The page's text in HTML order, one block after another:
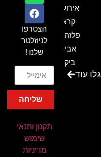
אירועים
קראון
פלזה תל
אביב-
ביקור
בכנסגלו עוד
הצטרפו
לניוזלטר
שלנו !
שליחה
תקנון ותנאי
שימוש
מדיניות